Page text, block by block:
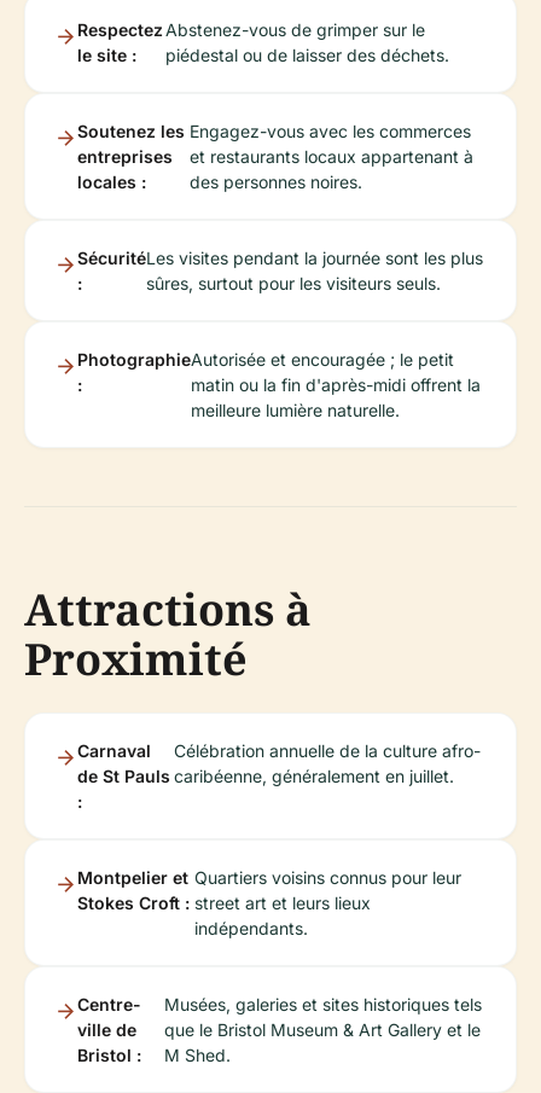
Respectez
le site :
Abstenez-vous de grimper sur le
piédestal ou de laisser des déchets.
Soutenez les
entreprises
locales :
Engagez-vous avec les commerces
et restaurants locaux appartenant à
des personnes noires.
Sécurité
:
Les visites pendant la journée sont les plus
sûres, surtout pour les visiteurs seuls.
Photographie
:
Autorisée et encouragée ; le petit
matin ou la fin d'après-midi offrent la
meilleure lumière naturelle.
Attractions à
Proximité
Carnaval
de St Pauls
:
Célébration annuelle de la culture afro-
caribéenne, généralement en juillet.
Montpelier et
Stokes Croft :
Quartiers voisins connus pour leur
street art et leurs lieux
indépendants.
Centre-
ville de
Bristol :
Musées, galeries et sites historiques tels
que le Bristol Museum & Art Gallery et le
M Shed.